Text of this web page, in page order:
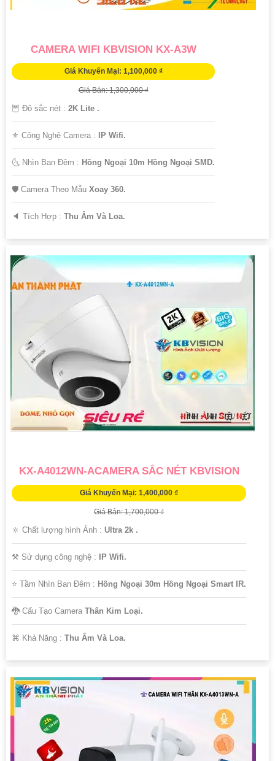
CAMERA WIFI KBVISION KX-A3W
Giá Khuyến Mại: 1,100,000 ₫
Giá Bán: 1,300,000 ₫
🦉 Độ sắc nét : 2K Lite .
⚜️ Công Nghệ Camera : IP Wifi.
🌜 Nhìn Ban Đêm : Hồng Ngoại 10m Hồng Ngoại SMD.
🛡 Camera Theo Mẫu Xoay 360.
️🔈 Tích Hợp : Thu Âm Và Loa.
KX-A4012WN-ACAMERA SẮC NÉT KBVISION
Giá Khuyến Mại: 1,400,000 ₫
Giá Bán: 1,700,000 ₫
🔆 Chất lượng hình Ảnh : Ultra 2k .
⚒ Sử dụng công nghệ : IP Wifi.
⭐ Tầm Nhìn Ban Đêm : Hồng Ngoại 30m Hồng Ngoại Smart IR.
🐉️ Cấu Tạo Camera Thân Kim Loại.
️⌘ Khả Năng : Thu Âm Và Loa.